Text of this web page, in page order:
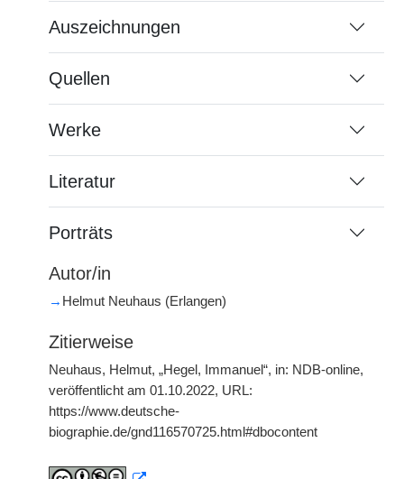
Auszeichnungen
Quellen
Werke
Literatur
Porträts
Autor/in
→ Helmut Neuhaus (Erlangen)
Zitierweise
Neuhaus, Helmut, „Hegel, Immanuel“, in: NDB-online,
veröffentlicht am 01.10.2022, URL:
https://www.deutsche-
biographie.de/gnd116570725.html#dbocontent